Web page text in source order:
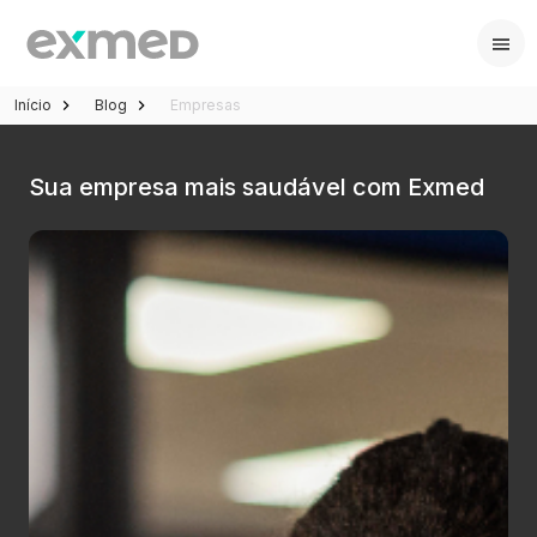
Início Blog Empresas
Sua empresa mais saudável com Exmed